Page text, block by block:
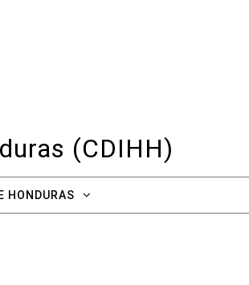
(CDIHH)
HONDURAS